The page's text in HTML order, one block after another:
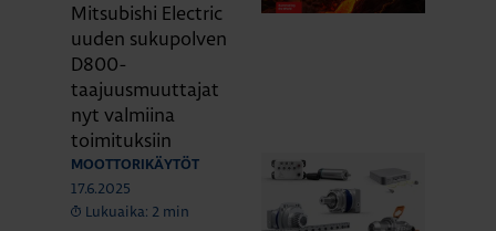
Mitsubishi Electric
uuden sukupolven
D800-
taajuusmuuttajat
nyt valmiina
toimituksiin
MOOTTORIKÄYTÖT
17.6.2025
Lukuaika: 2 min